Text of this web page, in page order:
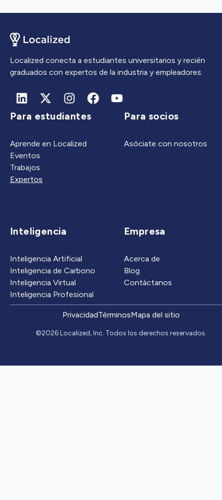
Localized conecta a estudiantes universitarios y recién
graduados con expertos de la industria y empleadores.
Para estudiantes
Aprende en Localized
Eventos
Trabajos
Expertos
Para socios
Asóciate con nosotros
Inteligencia
Inteligencia Artificial
Inteligencia de Carbono
Inteligencia Virtual
Inteligencia Profesional
Empresa
Acerca de
Blog
Contáctanos
PrivacidadTérminosMapa del sitio
©2026 Localized, Inc. Todos los derechos reservados.